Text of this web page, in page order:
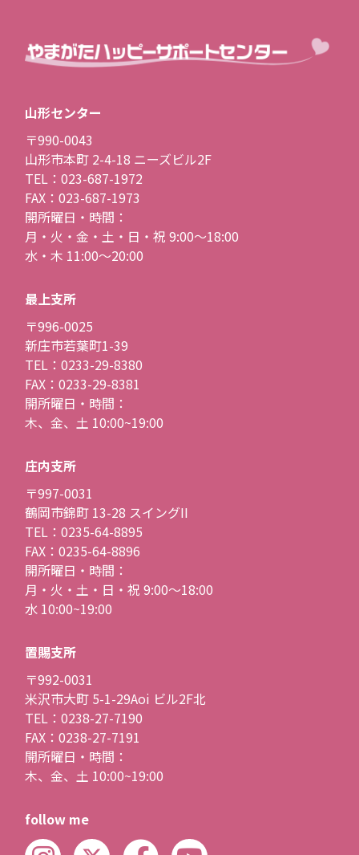
山形センター
〒990-0043
山形市本町 2-4-18 ニーズビル2F
TEL：023-687-1972
FAX：023-687-1973
開所曜日・時間：
月・火・金・土・日・祝 9:00〜18:00
水・木 11:00〜20:00
最上支所
〒996-0025
新庄市若葉町1-39
TEL：0233-29-8380
FAX：0233-29-8381
開所曜日・時間：
木、金、土 10:00~19:00
庄内支所
〒997-0031
鶴岡市錦町 13-28 スイングII
TEL：0235-64-8895
FAX：0235-64-8896
開所曜日・時間：
月・火・土・日・祝 9:00〜18:00
水 10:00~19:00
置賜支所
〒992-0031
米沢市大町 5-1-29Aoi ビル2F北
TEL：0238-27-7190
FAX：0238-27-7191
開所曜日・時間：
木、金、土 10:00~19:00
follow me